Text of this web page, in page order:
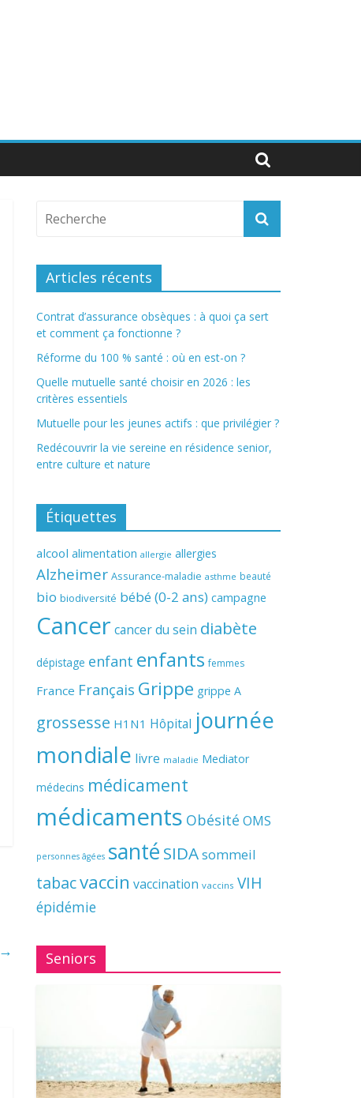
→
Articles récents
Contrat d’assurance obsèques : à quoi ça sert
et comment ça fonctionne ?
Réforme du 100 % santé : où en est-on ?
Quelle mutuelle santé choisir en 2026 : les
critères essentiels
Mutuelle pour les jeunes actifs : que privilégier ?
Redécouvrir la vie sereine en résidence senior,
entre culture et nature
Étiquettes
alcool alimentation allergie allergies
Alzheimer Assurance-maladie asthme beauté
bio biodiversité bébé (0-2 ans) campagne
Cancer cancer du sein diabète
dépistage enfant enfants femmes
France Français Grippe grippe A
grossesse H1N1 Hôpital journée
mondiale livre maladie Mediator
médecins médicament
médicaments Obésité OMS
personnes âgées santé SIDAsommeil
tabacvaccin vaccination vaccins VIH
épidémie
Seniors